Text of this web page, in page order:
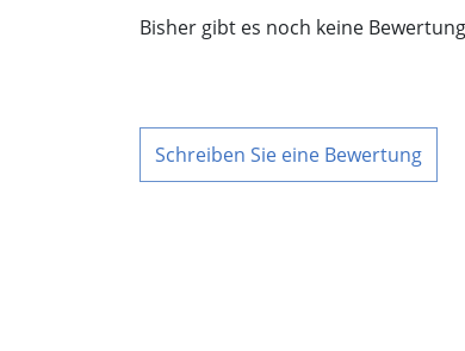
Bisher gibt es noch keine
Schreiben Sie eine Bewertung